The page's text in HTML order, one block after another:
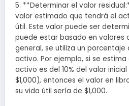
5. **Determinar el valor
valor estimado que tendrá el
útil. Este valor puede ser
puede estar basado en valores
general, se utiliza un porcentaje
activo. Por ejemplo, si se
activo es del 10% del valor inicial
$1,000), entonces el valor en
su vida útil sería de $1,000.